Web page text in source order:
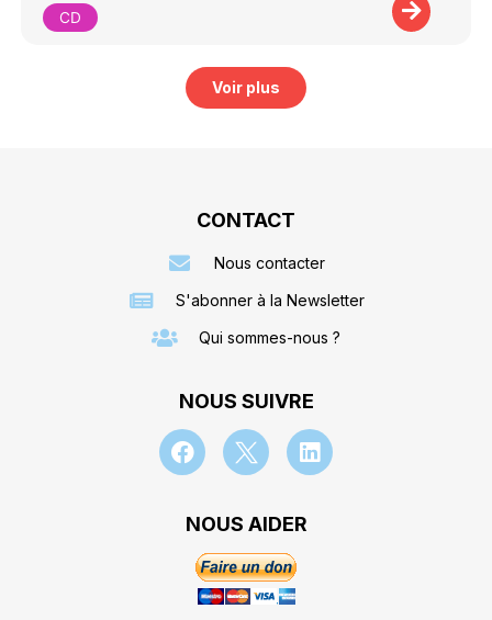
CD
Voir plus
CONTACT
Nous contacter
S'abonner à la Newsletter
Qui sommes-nous ?
NOUS SUIVRE
NOUS AIDER